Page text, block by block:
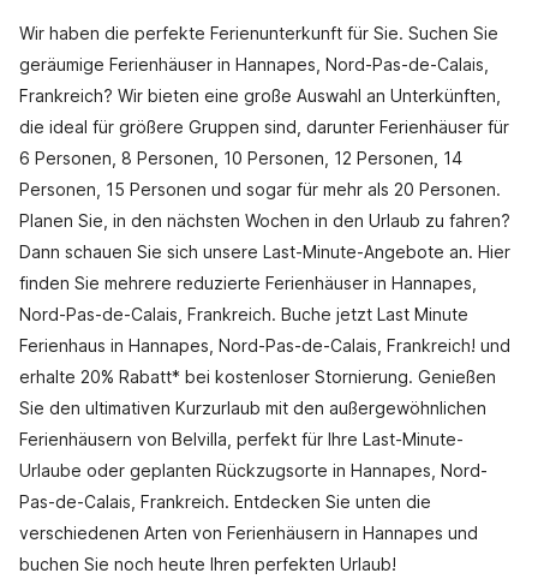
Wir haben die perfekte Ferienunterkunft für Sie. Suchen Sie
geräumige Ferienhäuser in Hannapes, Nord-Pas-de-Calais,
Frankreich? Wir bieten eine große Auswahl an Unterkünften,
die ideal für größere Gruppen sind, darunter Ferienhäuser für
6 Personen, 8 Personen, 10 Personen, 12 Personen, 14
Personen, 15 Personen und sogar für mehr als 20 Personen.
Planen Sie, in den nächsten Wochen in den Urlaub zu fahren?
Dann schauen Sie sich unsere Last-Minute-Angebote an. Hier
finden Sie mehrere reduzierte Ferienhäuser in Hannapes,
Nord-Pas-de-Calais, Frankreich. Buche jetzt Last Minute
Ferienhaus in Hannapes, Nord-Pas-de-Calais, Frankreich! und
erhalte 20% Rabatt* bei kostenloser Stornierung. Genießen
Sie den ultimativen Kurzurlaub mit den außergewöhnlichen
Ferienhäusern von Belvilla, perfekt für Ihre Last-Minute-
Urlaube oder geplanten Rückzugsorte in Hannapes, Nord-
Pas-de-Calais, Frankreich. Entdecken Sie unten die
verschiedenen Arten von Ferienhäusern in Hannapes und
buchen Sie noch heute Ihren perfekten Urlaub!